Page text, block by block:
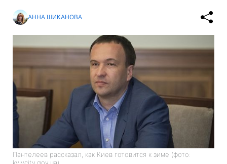
АННА ШИКАНОВА
Пантелеев рассказал, как Киев готовится к зиме (фото:
kyivcity.gov.ua)